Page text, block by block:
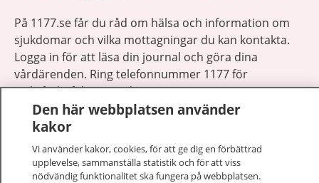
På 1177.se får du råd om hälsa och information om
sjukdomar och vilka mottagningar du kan kontakta.
Logga in för att läsa din journal och göra dina
vårdärenden. Ring telefonnummer 1177 för
sjukvårdsrådgivning dygnet runt.
1177 ger dig råd när du vill må bättre.
Den här webbplatsen använder
kakor
Vi använder kakor, cookies, för att ge dig en förbättrad
upplevelse, sammanställa statistik och för att viss
nödvändig funktionalitet ska fungera på webbplatsen.